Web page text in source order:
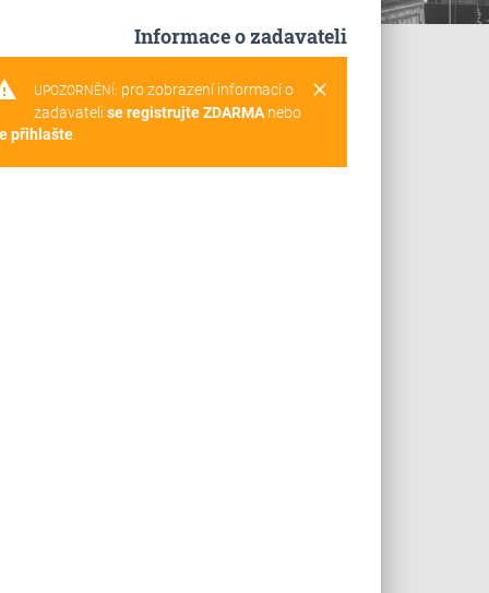
Informace o zadavateli
clear
UPOZORNĚNÍ: pro zobrazení informací o
zadavateli se registrujte ZDARMAnebo
přihlašte.